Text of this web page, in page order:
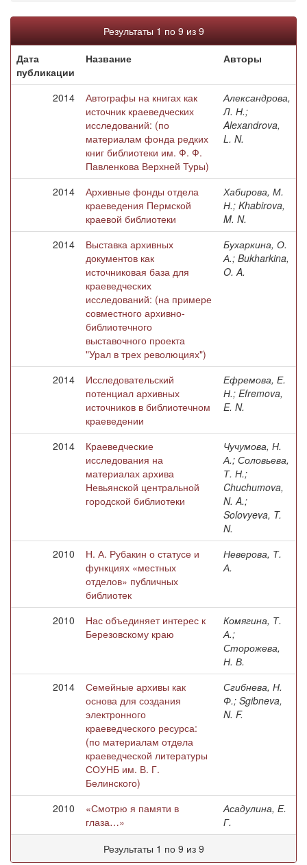
Результаты 1 по 9 из 9
Дата
публикации
Название Авторы
2014
Автографы на книгах как
источник краеведческих
исследований: (по
материалам фонда редких
книг библиотеки им. Ф. Ф.
Павленкова Верхней Туры)
Александрова,
Л. Н.;
Alexandrova,
L. N.
2014
Архивные фонды отдела
краеведения Пермской
краевой библиотеки
Хабирова, М.
Н.; Khabirova,
M. N.
2014
Выставка архивных
документов как
источниковая база для
краеведческих
исследований: (на примере
совместного архивно-
библиотечного
выставочного проекта
"Урал в трех революциях")
Бухаркина, О.
А.; Bukharkina,
O. A.
2014
Исследовательский
потенциал архивных
источников в библиотечном
краеведении
Ефремова, Е.
Н.; Efremova,
E. N.
2014
Краеведческие
исследования на
материалах архива
Невьянской центральной
городской библиотеки
Чучумова, Н.
А.; Соловьева,
Т. Н.;
Chuchumova,
N. A.;
Solovyeva, T.
N.
2010
Н. А. Рубакин о статусе и
функциях «местных
отделов» публичных
библиотек
Неверова, Т.
А.
2010
Нас объединяет интерес к
Березовскому краю
Комягина, Т.
А.;
Сторожева,
Н. В.
2014
Семейные архивы как
основа для создания
электронного
краеведческого ресурса:
(по материалам отдела
краеведческой литературы
СОУНБ им. В. Г.
Белинского)
Сгибнева, Н.
Ф.; Sgibneva,
N. F.
2010
«Смотрю я памяти в
глаза…»
Асадулина, Е.
Г.
Результаты 1 по 9 из 9